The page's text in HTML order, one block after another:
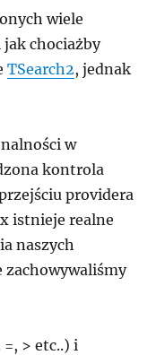
wiele
chociażby
TSearch2, jednak
w
kontrola
providera
istnieje realne
naszych
zachowywaliśmy
> etc..) i